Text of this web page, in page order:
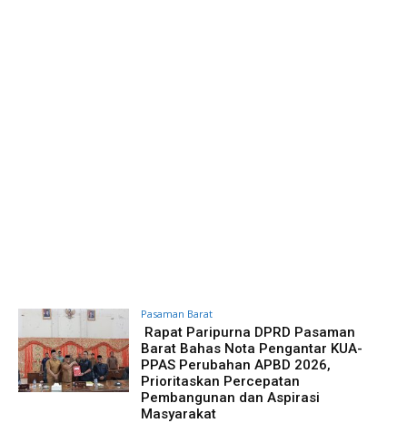
Pasaman Barat
Rapat Paripurna DPRD Pasaman
Barat Bahas Nota Pengantar KUA-
PPAS Perubahan APBD 2026,
Prioritaskan Percepatan
Pembangunan dan Aspirasi
Masyarakat